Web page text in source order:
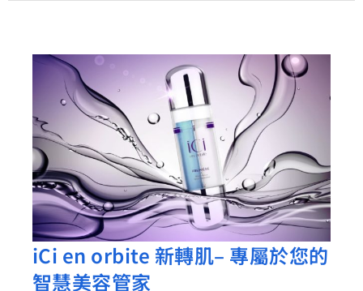
舞
團
iCi en orbite 新轉肌– 專屬於您的
智慧美容管家
iCi
en